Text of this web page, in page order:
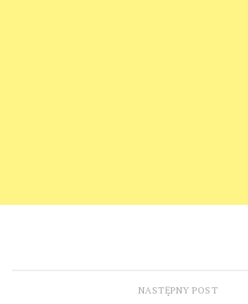
NASTĘPNY POST